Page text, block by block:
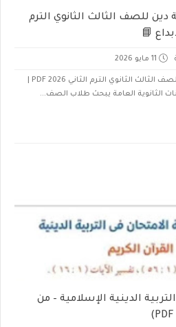
للصف الثالث الثانوي الترم
11 مايو 2026
تحميل أقوى مراجعة نهائية دين للصف الثالث الثانوي الترم الثاني 2026 PDF |
الثانوية العامة يبحث طلاب الصف...
الدينية الإسلامية – من